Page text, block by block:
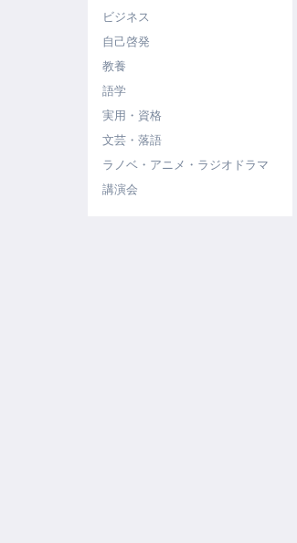
ビジネス
自己啓発
教養
語学
実用・資格
文芸・落語
ラノベ・アニメ・ラジオドラマ
講演会